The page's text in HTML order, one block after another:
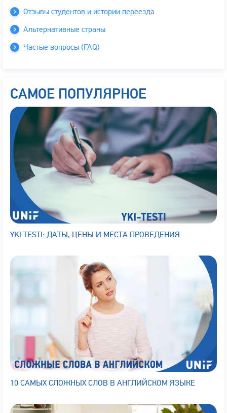
Отзывы студентов и истории переезда
Альтернативные страны
Частые вопросы (FAQ)
САМОЕ ПОПУЛЯРНОЕ
YKI TESTI: ДАТЫ, ЦЕНЫ И МЕСТА ПРОВЕДЕНИЯ
10 САМЫХ СЛОЖНЫХ СЛОВ В АНГЛИЙСКОМ ЯЗЫКЕ